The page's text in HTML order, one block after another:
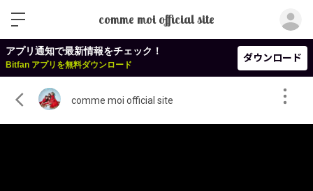
comme moi official site
アプリ通知で最新情報をチェック！
Bitfan アプリを無料ダウンロード
ダウンロード
comme moi official site